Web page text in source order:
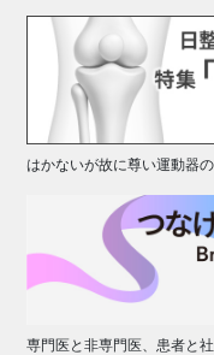
はかないが故に尊い運動器
専門医と非専門医、患者と